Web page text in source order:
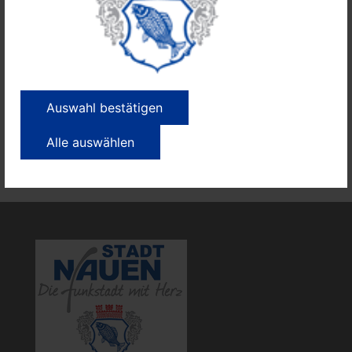
Auswahl bestätigen
Alle auswählen
der DB und dem Busunternehmen ecoVista
Deutschlands größten Ersatzverkehr mit Bussen auf
Weitere Informationen finden Sie
Quelle für Text und Grafik: Deutsche Bahn AG